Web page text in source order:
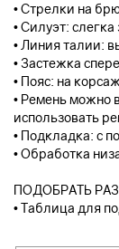
• Стрелки на
• Силуэт:
• Линия талии:
• Застежка
• Пояс: на
• Ремень можно
использовать
• Подкладка: с
• Обработка
ПОДОБРАТЬ
• Таблица для